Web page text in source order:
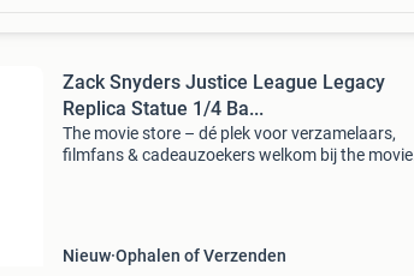
Zack Snyders Justice League Legacy
Replica Statue 1/4 Ba...
The movie store – dé plek voor verzamelaars,
filmfans & cadeauzoekers welkom bij the movie
Nieuw Ophalen of Verzenden